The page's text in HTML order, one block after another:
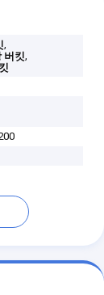
,
버킷,